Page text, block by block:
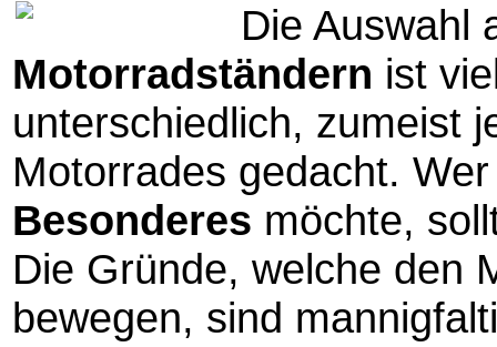
Die Auswahl
Motorradständern ist
unterschiedlich, zumeist
Motorrades gedacht.
Besonderes möchte,
Die Gründe, welche den
bewegen, sind